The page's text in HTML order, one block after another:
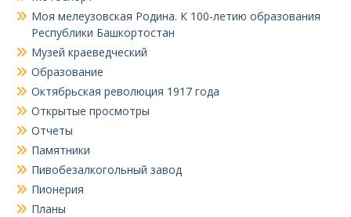
Моя мелеузовская Родина. К 100-летию образования
Республики Башкортостан
Музей краеведческий
Образование
Октябрьская революция 1917 года
Открытые просмотры
Отчеты
Памятники
Пивобезалкогольный завод
Пионерия
Планы